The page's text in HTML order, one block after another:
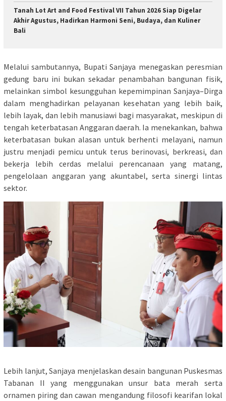
Tanah Lot Art and Food Festival VII Tahun 2026 Siap Digelar
Akhir Agustus, Hadirkan Harmoni Seni, Budaya, dan Kuliner
Bali
Melalui sambutannya, Bupati Sanjaya menegaskan peresmian
gedung baru ini bukan sekadar penambahan bangunan fisik,
melainkan simbol kesungguhan kepemimpinan Sanjaya–Dirga
dalam menghadirkan pelayanan kesehatan yang lebih baik,
lebih layak, dan lebih manusiawi bagi masyarakat, meskipun di
tengah keterbatasan Anggaran daerah. Ia menekankan, bahwa
keterbatasan bukan alasan untuk berhenti melayani, namun
justru menjadi pemicu untuk terus berinovasi, berkreasi, dan
bekerja lebih cerdas melalui perencanaan yang matang,
pengelolaan anggaran yang akuntabel, serta sinergi lintas
sektor.
Lebih lanjut, Sanjaya menjelaskan desain bangunan Puskesmas
Tabanan II yang menggunakan unsur bata merah serta
ornamen piring dan cawan mengandung filosofi kearifan lokal